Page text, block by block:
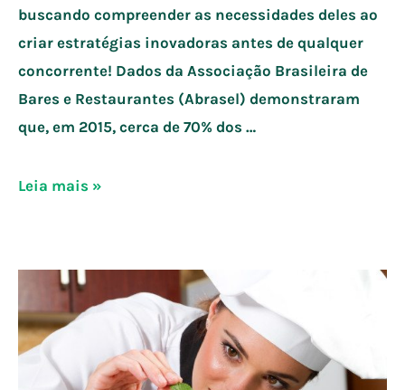
buscando compreender as necessidades deles ao
criar estratégias inovadoras antes de qualquer
concorrente! Dados da Associação Brasileira de
Bares e Restaurantes (Abrasel) demonstraram
que, em 2015, cerca de 70% dos …
Como
em
restaurantes?
Leia mais »